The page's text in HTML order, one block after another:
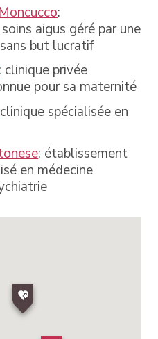
:
aigus géré par une
but lucratif
clinique privée
pour sa maternité
spécialisée en
: établissement
en médecine